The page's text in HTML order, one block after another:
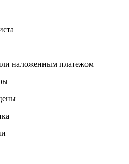
наложенным платежом